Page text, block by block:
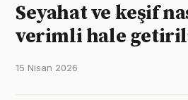
Seyahat ve keşif
verimli hale
15 Nisan 2026